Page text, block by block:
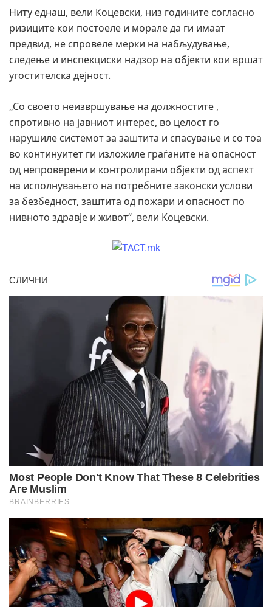
Ниту еднаш, вели Коцевски, низ годините согласно
ризиците кои постоеле и морале да ги имаат
предвид, не спровеле мерки на набљудување,
следење и инспекциски надзор на објекти кои вршат
угостителска дејност.
„Со своето неизвршување на должностите ,
спротивно на јавниот интерес, во целост го
нарушиле системот за заштита и спасување и со тоа
во континуитет ги изложиле граѓаните на опасност
од непроверени и контролирани објекти од аспект
на исполнувањето на потребните законски услови
за безбедност, заштита од пожари и опасност по
нивното здравје и живот“, вели Коцевски.